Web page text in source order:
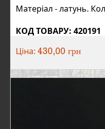
Матеріал - латунь.
КОД ТОВАРУ: 420191
Ціна: 430,00 грн